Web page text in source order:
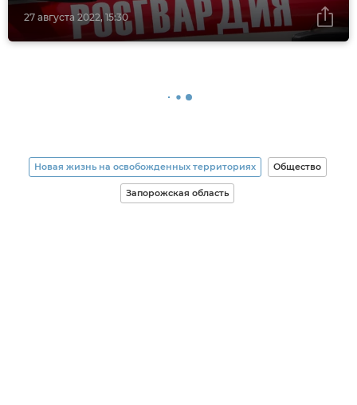
27 августа 2022, 15:30
Новая жизнь на освобожденных территориях Общество
Запорожская область